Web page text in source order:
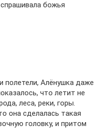
божья
полетели, Алёнушка даже
что летит не
леса, реки, горы.
она сделалась такая
головку, и притом